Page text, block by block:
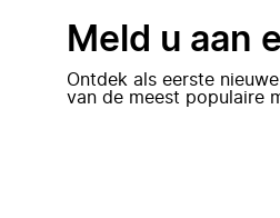
Meld u aan
Ontdek als eerste
van de meest populaire